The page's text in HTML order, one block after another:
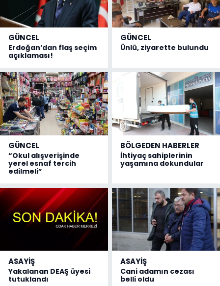
GÜNCEL
Erdoğan’dan flaş seçim
açıklaması!
GÜNCEL
Ünlü, ziyarette bulundu
GÜNCEL
“Okul alışverişinde
yerel esnaf tercih
edilmeli”
BÖLGEDEN HABERLER
İhtiyaç sahiplerinin
yaşamına dokundular
ASAYİŞ
Yakalanan DEAŞ üyesi
tutuklandı
ASAYİŞ
Cani adamın cezası
belli oldu